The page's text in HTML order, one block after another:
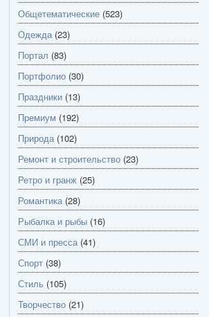
Общетематические (523)
Одежда(23)
Портал (83)
Портфолио (30)
Праздники (13)
Премиум (192)
Природа(102)
Ремонт и строительство (23)
Ретро и гранж (25)
Романтика(28)
Рыбалка и рыбы (16)
СМИ и пресса(41)
Спорт (38)
Стиль (105)
Творчество (21)